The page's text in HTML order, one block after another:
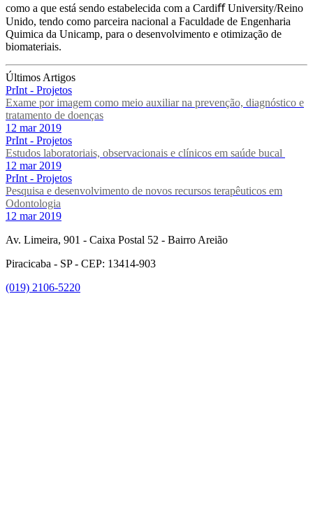
como a que está sendo estabelecida com a Cardiﬀ University/Reino
Unido, tendo como parceira nacional a Faculdade de Engenharia
Quimica da Unicamp, para o desenvolvimento e otimização de
biomateriais.
Últimos Artigos
PrInt - Projetos
Exame por imagem como meio auxiliar na prevenção, diagnóstico e
tratamento de doenças
12 mar 2019
PrInt - Projetos
Estudos laboratoriais, observacionais e clínicos em saúde bucal
12 mar 2019
PrInt - Projetos
Pesquisa e desenvolvimento de novos recursos terapêuticos em
Odontologia
12 mar 2019
Av. Limeira, 901 - Caixa Postal 52 - Bairro Areião
Piracicaba - SP - CEP: 13414-903
(019) 2106-5220